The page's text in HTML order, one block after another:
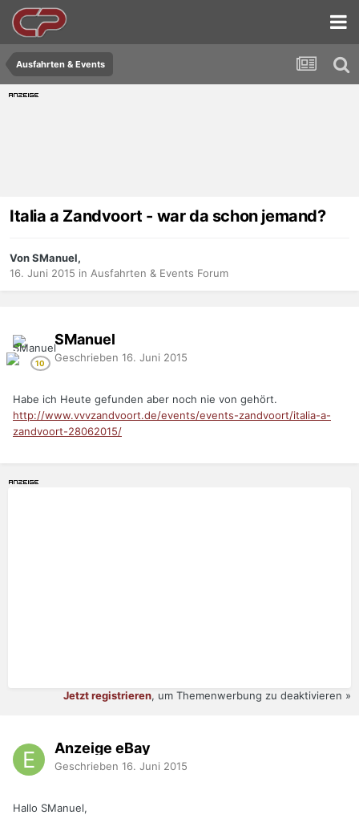
Ausfahrten & Events
Italia a Zandvoort - war da schon jemand?
Von SManuel,
16. Juni 2015 in Ausfahrten & Events Forum
SManuel
Geschrieben 16. Juni 2015
Habe ich Heute gefunden aber noch nie von gehört.
http://www.vvvzandvoort.de/events/events-zandvoort/italia-a-
zandvoort-28062015/
Jetzt registrieren, um Themenwerbung zu deaktivieren »
Anzeige eBay
Geschrieben 16. Juni 2015
Hallo SManuel,